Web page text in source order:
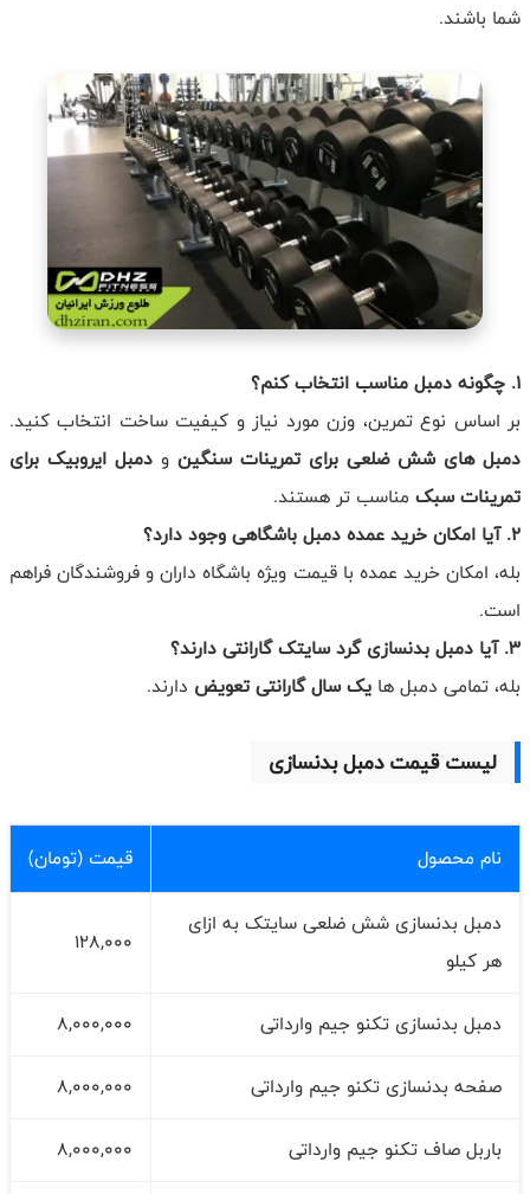
شما باشند.
1. چگونه دمبل مناسب انتخاب کنم؟
بر اساس نوع تمرین، وزن مورد نیاز و کیفیت ساخت انتخاب کنید.
دمبل های شش ضلعی برای تمرینات سنگین و دمبل ایروبیک برای
تمرینات سبک مناسب تر هستند.
2. آیا امکان خرید عمده دمبل باشگاهی وجود دارد؟
بله، امکان خرید عمده با قیمت ویژه باشگاه داران و فروشندگان فراهم
است.
3. آیا دمبل بدنسازی گرد سایتک گارانتی دارند؟
بله، تمامی دمبل ها یک سال گارانتی تعویض دارند.
لیست قیمت دمبل بدنسازی
نام محصول قیمت (تومان)
دمبل بدنسازی شش ضلعی سایتک به ازای
هر کیلو
128,000
دمبل بدنسازی تکنو جیم وارداتی
8,000,000
صفحه بدنسازی تکنو جیم وارداتی
8,000,000
باربل صاف تکنو جیم وارداتی
8,000,000